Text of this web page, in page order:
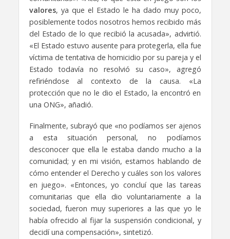
valores, ya que el Estado le ha dado muy poco,
posiblemente todos nosotros hemos recibido más
del Estado de lo que recibió la acusada», advirtió.
«El Estado estuvo ausente para protegerla, ella fue
víctima de tentativa de homicidio por su pareja y el
Estado todavía no resolvió su caso», agregó
refiriéndose al contexto de la causa. «La
protección que no le dio el Estado, la encontró en
una ONG», añadió.
Finalmente, subrayó que «no podíamos ser ajenos
a esta situación personal, no podíamos
desconocer que ella le estaba dando mucho a la
comunidad; y en mi visión, estamos hablando de
cómo entender el Derecho y cuáles son los valores
en juego». «Entonces, yo concluí que las tareas
comunitarias que ella dio voluntariamente a la
sociedad, fueron muy superiores a las que yo le
había ofrecido al fijar la suspensión condicional, y
decidí una compensación», sintetizó.